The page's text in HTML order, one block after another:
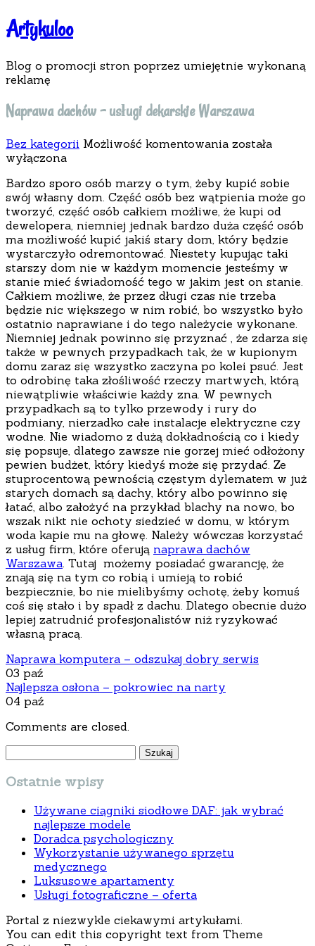
Artykuloo
Blog o promocji stron poprzez umiejętnie wykonaną
reklamę
Naprawa dachów – usługi dekarskie Warszawa
Bez kategorii Możliwość komentowania Naprawa
usługi
dekarskie
Warszawa
została
wyłączona
Bardzo sporo osób marzy o tym, żeby kupić sobie
swój własny dom. Część osób bez wątpienia może go
tworzyć, część osób całkiem możliwe, że kupi od
dewelopera, niemniej jednak bardzo duża część osób
ma możliwość kupić jakiś stary dom, który będzie
wystarczyło odremontować. Niestety kupując taki
starszy dom nie w każdym momencie jesteśmy w
stanie mieć świadomość tego w jakim jest on stanie.
Całkiem możliwe, że przez długi czas nie trzeba
będzie nic większego w nim robić, bo wszystko było
ostatnio naprawiane i do tego należycie wykonane.
Niemniej jednak powinno się przyznać , że zdarza się
także w pewnych przypadkach tak, że w kupionym
domu zaraz się wszystko zaczyna po kolei psuć. Jest
to odrobinę taka złośliwość rzeczy martwych, którą
niewątpliwie właściwie każdy zna. W pewnych
przypadkach są to tylko przewody i rury do
podmiany, nierzadko całe instalacje elektryczne czy
wodne. Nie wiadomo z dużą dokładnością co i kiedy
się popsuje, dlatego zawsze nie gorzej mieć odłożony
pewien budżet, który kiedyś może się przydać. Ze
stuprocentową pewnością częstym dylematem w już
starych domach są dachy, który albo powinno się
łatać, albo założyć na przykład blachy na nowo, bo
wszak nikt nie ochoty siedzieć w domu, w którym
woda kapie mu na głowę. Należy wówczas korzystać
z usług firm, które oferują naprawa dachów
Warszawa . Tutaj możemy posiadać gwarancję, że
znają się na tym co robią i umieją to robić
bezpiecznie, bo nie mielibyśmy ochotę, żeby komuś
coś się stało i by spadł z dachu. Dlatego obecnie dużo
lepiej zatrudnić profesjonalistów niż ryzykować
własną pracą.
Naprawa komputera – odszukaj dobry serwis
03 paź
Najlepsza osłona – pokrowiec na narty
04 paź
Comments are closed.
Szukaj:
Ostatnie wpisy
Używane ciągniki siodłowe DAF: jak wybrać
najlepsze modele
Doradca psychologiczny
Wykorzystanie używanego sprzętu
medycznego
Luksusowe apartamenty
Usługi fotograficzne – oferta
Portal z niezwykle ciekawymi artykułami.
You can edit this copyright text from Theme